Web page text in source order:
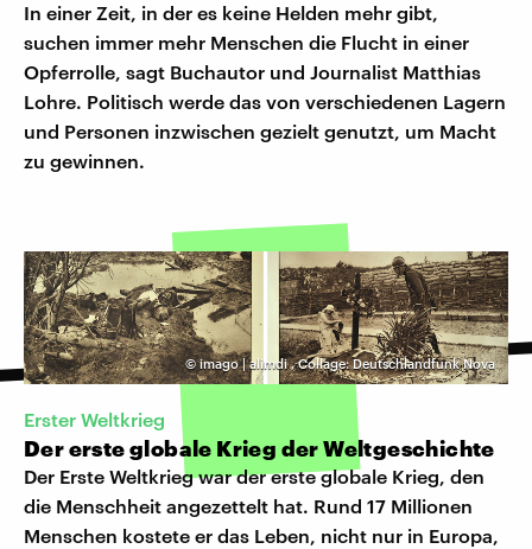
In einer Zeit, in der es keine Helden mehr gibt,
suchen immer mehr Menschen die Flucht in einer
Opferrolle, sagt Buchautor und Journalist Matthias
Lohre. Politisch werde das von verschiedenen Lagern
und Personen inzwischen gezielt genutzt, um Macht
zu gewinnen.
©imago | alimdi,Collage: Deutschlandfunk Nova
Erster Weltkrieg
Der erste globale Krieg der Weltgeschichte
Der Erste Weltkrieg war der erste globale Krieg, den
die Menschheit angezettelt hat. Rund 17 Millionen
Menschen kostete er das Leben, nicht nur in Europa,